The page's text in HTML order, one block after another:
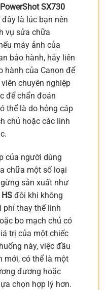
SX730
là lúc bạn nên
vụ sửa chữa
máy ảnh của
bảo hành, hãy liên
hành của Canon để
chuyên nghiệp
để chẩn đoán
thể là do hỏng cáp
chủ hoặc các linh
của người dùng
chữa một số loại
sản xuất như
đôi khi không
phí thay thế linh
bo mạch chủ có
trị của một chiếc
này, việc đầu
mới, có thể là một
đương hoặc
chọn hợp lý hơn.